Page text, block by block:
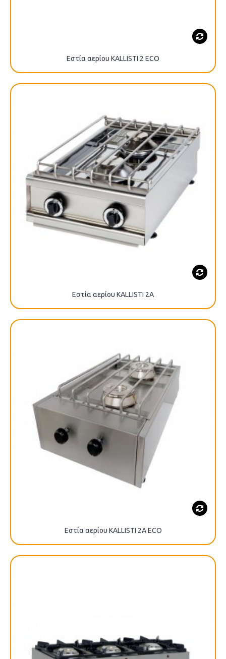
Εστία αερίου KALLISTI 2 ECO
Εστία αερίου KALLISTI 2A
Εστία αερίου KALLISTI 2A ECO